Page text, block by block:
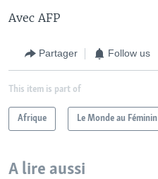
Avec AFP
Partager Follow us
This item is part of
Afrique Le Monde au Féminin
A lire aussi